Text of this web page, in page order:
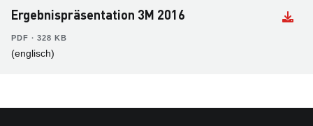
Ergebnispräsentation 3M 2016
PDF ∙ 328 KB
(englisch)